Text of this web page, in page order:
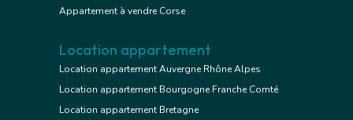
Appartement à vendre Corse
Location appartement
Location appartement Auvergne Rhône Alpes
Location appartement Bourgogne Franche Comté
Location appartement Bretagne